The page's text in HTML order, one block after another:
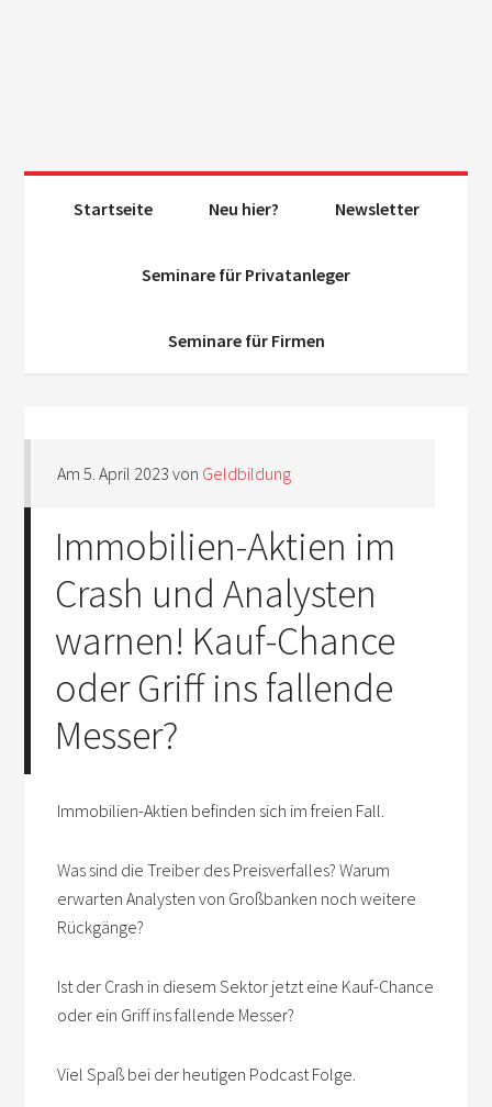
Startseite Neu hier? Newsletter
Seminare für Privatanleger
Seminare für Firmen
Am5. April 2023 von Geldbildung
Immobilien-Aktien im
Crash und Analysten
warnen! Kauf-Chance
oder Griff ins fallende
Messer?
Immobilien-Aktien befinden sich im freien Fall.
Was sind die Treiber des Preisverfalles? Warum
erwarten Analysten von Großbanken noch weitere
Rückgänge?
Ist der Crash in diesem Sektor jetzt eine Kauf-Chance
oder ein Griff ins fallende Messer?
Viel Spaß bei der heutigen Podcast Folge.